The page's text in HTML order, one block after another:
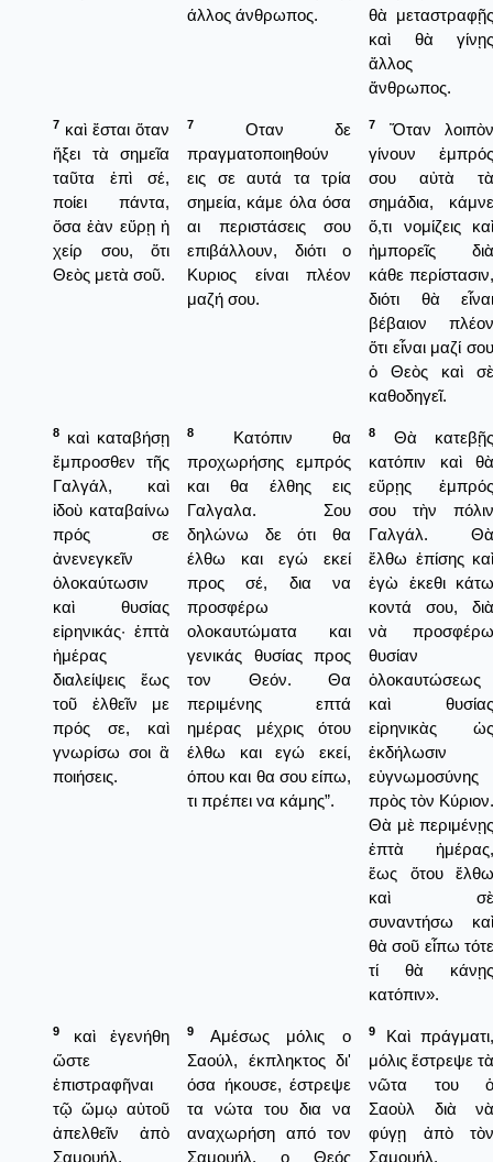
άλλος άνθρωπος.
θὰ μεταστραφῇς
καὶ θὰ γίνῃς
ἄλλος
ἄνθρωπος.
7 καὶ ἔσται ὅταν
ἥξει τὰ σημεῖα
ταῦτα ἐπὶ σέ,
ποίει πάντα,
ὅσα ἐὰν εὕρῃ ἡ
χείρ σου, ὅτι
Θεὸς μετὰ σοῦ.
7
Οταν δε
πραγματοποιηθούν
εις σε αυτά τα τρία
σημεία, κάμε όλα όσα
αι περιστάσεις σου
επιβάλλουν, διότι ο
Κυριος είναι πλέον
μαζή σου.
7
Ὅταν λοιπὸν
γίνουν ἐμπρός
σου αὐτὰ τὰ
σημάδια, κάμνε
ὅ,τι νομίζεις καὶ
ἠμπορεῖς διὰ
κάθε περίστασιν,
διότι θὰ εἶναι
βέβαιον πλέον
ὅτι εἶναι μαζί σου
ὁ Θεὸς καὶ σὲ
καθοδηγεῖ.
8
καὶ καταβήσῃ
ἔμπροσθεν τῆς
Γαλγάλ, καὶ
ἰδοὺ καταβαίνω
πρός σε
ἀνενεγκεῖν
ὁλοκαύτωσιν
καὶ θυσίας
εἰρηνικάς· ἑπτὰ
ἡμέρας
διαλείψεις ἕως
τοῦ ἐλθεῖν με
πρός σε, καὶ
γνωρίσω σοι ἃ
ποιήσεις.
8
Κατόπιν θα
προχωρήσης εμπρός
και θα έλθης εις
Γαλγαλα. Σου
δηλώνω δε ότι θα
έλθω και εγώ εκεί
προς σέ, δια να
προσφέρω
ολοκαυτώματα και
γενικάς θυσίας προς
τον Θεόν. Θα
περιμένης επτά
ημέρας μέχρις ότου
έλθω και εγώ εκεί,
όπου και θα σου είπω,
τι πρέπει να κάμης”.
8
Θὰ κατεβῇς
κατόπιν καὶ θὰ
εὕρῃς ἐμπρός
σου τὴν πόλιν
Γαλγάλ. Θὰ
ἔλθω ἐπίσης καὶ
ἐγὼ ἐκεθι κάτω
κοντά σου, διὰ
νὰ προσφέρω
θυσίαν
ὁλοκαυτώσεως
καὶ θυσίας
εἰρηνικὰς ὡς
ἐκδήλωσιν
εὐγνωμοσύνης
πρὸς τὸν Κύριον.
Θὰ μὲ περιμένῃς
ἑπτὰ ἡμέρας,
ἕως ὅτου ἔλθω
καὶ σὲ
συναντήσω καὶ
θὰ σοῦ εἶπω τότε
τί θὰ κάνῃς
κατόπιν».
9
καὶ ἐγενήθη
ὥστε
ἐπιστραφῆναι
τῷ ὤμῳ αὐτοῦ
ἀπελθεῖν ἀπὸ
Σαμουήλ,
9
Αμέσως μόλις ο
Σαούλ, έκπληκτος δι'
όσα ήκουσε, έστρεψε
τα νώτα του δια να
αναχωρήση από τον
Σαμουήλ, ο Θεός
9
Καὶ πράγματι,
μόλις ἔστρεψε τὰ
νῶτα του ὁ
Σαοὺλ διὰ νὰ
φύγῃ ἀπὸ τὸν
Σαμουήλ,